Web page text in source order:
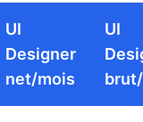
UI
Designer
net/mois
UI